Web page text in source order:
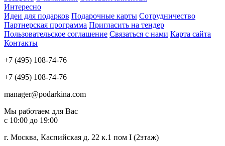
Интересно
Идеи для подарков Подарочные карты Сотрудничество
Партнерская программа Пригласить на тендер
Пользовательское соглашение Связаться с нами Карта сайта
Контакты
+7 (495) 108-74-76
+7 (495) 108-74-76
manager@podarkina.com
Мы работаем для Вас
с 10:00 до 19:00
г. Москва, Каспийская д. 22 к.1 пом I (2этаж)